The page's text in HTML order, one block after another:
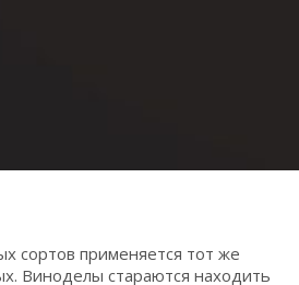
сортов применяется тот же
Виноделы стараются находить